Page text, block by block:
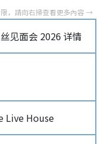
见面会 2026 详情
Live House